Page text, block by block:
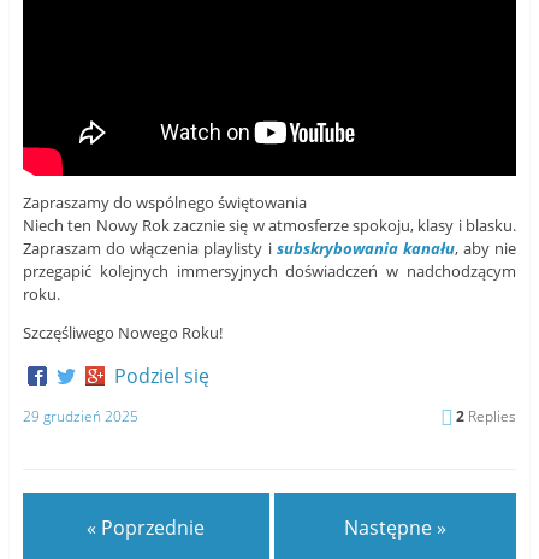
Zapraszamy do wspólnego świętowania
Niech ten Nowy Rok zacznie się w atmosferze spokoju, klasy i blasku.
Zapraszam do włączenia playlisty isubskrybowania kanału, aby nie
przegapić kolejnych immersyjnych doświadczeń w nadchodzącym
roku.
Szczęśliwego Nowego Roku!
Podziel się
29 grudzień 2025 2 Replies
« Poprzednie Następne »